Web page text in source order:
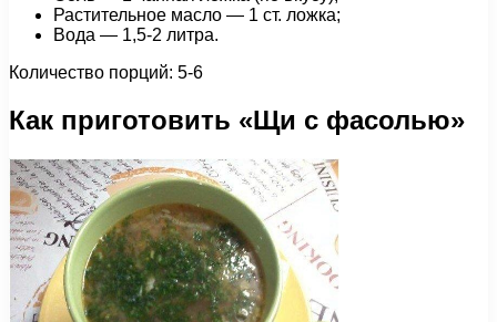
Растительное масло — 1 ст. ложка;
Вода — 1,5-2 литра.
Количество порций: 5-6
Как приготовить «Щи с фасолью»